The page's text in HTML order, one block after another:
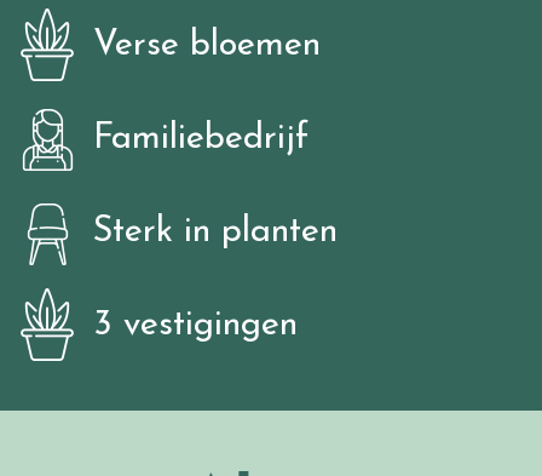
Verse bloemen
Familiebedrijf
Sterk in planten
3 vestigingen